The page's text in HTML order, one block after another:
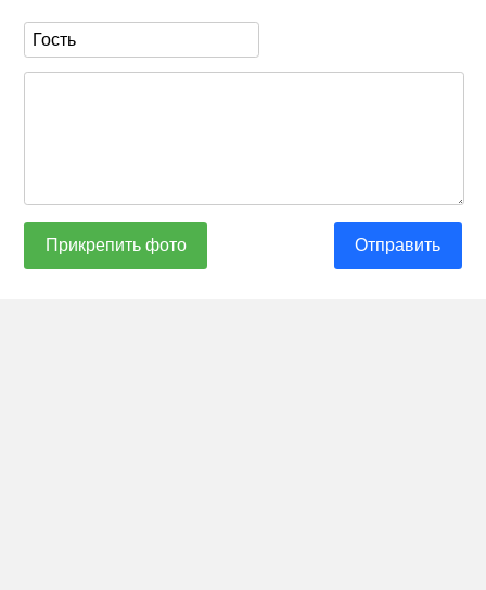
Прикрепить фото Отправить